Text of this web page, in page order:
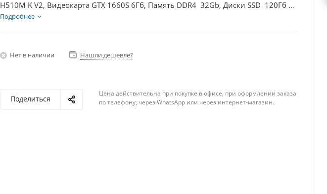
H510M K V2, Видеокарта GTX 1660S 6Гб, Память DDR4 32Gb, Диски SSD 120Гб +
HDD 1Тб, БП 600Вт
Подробнее
Нет в наличии Нашли дешевле?
Поделиться
Цена действительна при покупке в офисе, при оформлении заказа
по телефону, через WhatsApp или через интернет-магазин.